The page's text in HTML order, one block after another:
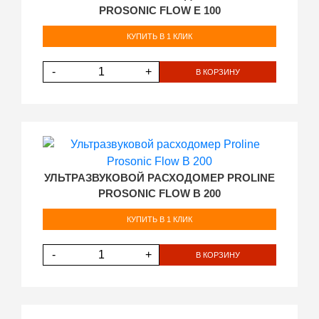
PROSONIC FLOW E 100
КУПИТЬ В 1 КЛИК
- + В КОРЗИНУ
УЛЬТРАЗВУКОВОЙ РАСХОДОМЕР PROLINE
PROSONIC FLOW B 200
КУПИТЬ В 1 КЛИК
- + В КОРЗИНУ